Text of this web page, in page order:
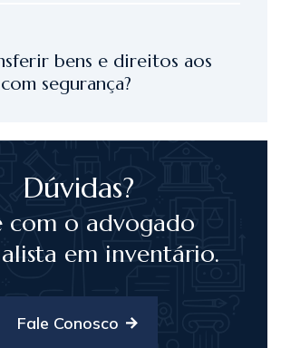
bens e direitos aos
segurança?
Dúvidas?
com o advogado
em inventário.
Fale Conosco